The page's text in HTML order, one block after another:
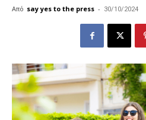
Από say yes to the press - 30/10/2024